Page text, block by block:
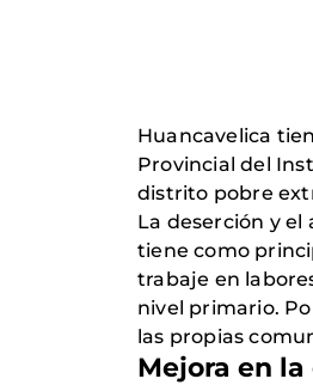
Huancavelica
Provincial del
distrito pobre
La deserción y
tiene como
trabaje en
nivel primario.
las propias
Mejora en